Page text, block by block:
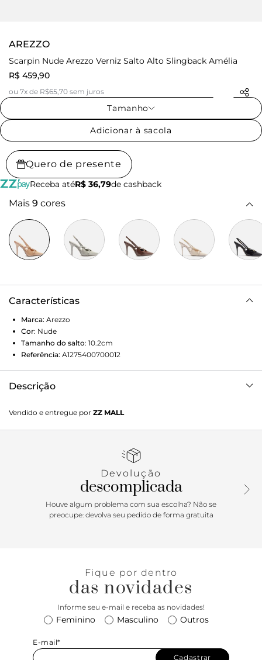
AREZZO
Scarpin Nude Arezzo Verniz Salto Alto Slingback Amélia
R$ 459,90
ou 7x de R$65,70 sem juros
Tamanho
Adicionar à sacola
Quero de presente
Receba atéR$ 36,79de cashback
Mais 9 cores
Características
Marca: Arezzo
Cor: Nude
Tamanho do salto: 10.2cm
Referência: A1275400700012
Descrição
bico fino. Aberto, traz recorte geométrico no cabedal.
Possui tira fina conectada ao cabedal, que segue pelas
Tem mais duas tiras afiveladas sobre o peito do pé, sendo
inscrição do nome da marca. Exibe todo o peito do pé e
Vendido e entregue por ZZ MALL
Devolução
descomplicada
Houve algum problema com sua escolha? Não se
preocupe: devolva seu pedido de forma gratuita
Fique por dentro
das novidades
Informe seu e-mail e receba as novidades!
Feminino Masculino Outros
E-mail*
Cadastrar